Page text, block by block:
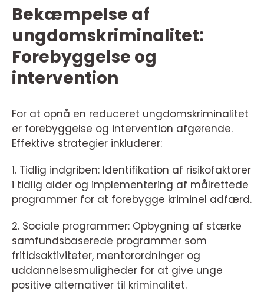
Bekæmpelse af
ungdomskriminalitet:
Forebyggelse og
intervention
For at opnå en reduceret ungdomskriminalitet
er forebyggelse og intervention afgørende.
Effektive strategier inkluderer:
1. Tidlig indgriben: Identifikation af risikofaktorer
i tidlig alder og implementering af målrettede
programmer for at forebygge kriminel adfærd.
2. Sociale programmer: Opbygning af stærke
samfundsbaserede programmer som
fritidsaktiviteter, mentorordninger og
uddannelsesmuligheder for at give unge
positive alternativer til kriminalitet.